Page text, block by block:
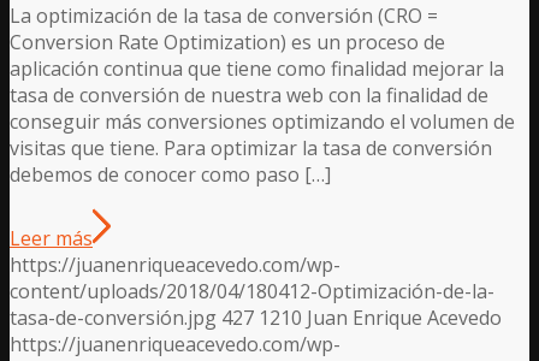
La optimización de la tasa de conversión (CRO =
Conversion Rate Optimization) es un proceso de
aplicación continua que tiene como finalidad mejorar la
tasa de conversión de nuestra web con la finalidad de
conseguir más conversiones optimizando el volumen de
visitas que tiene. Para optimizar la tasa de conversión
debemos de conocer como paso […]
Leer más
https://juanenriqueacevedo.com/wp-
content/uploads/2018/04/180412-Optimización-de-la-
tasa-de-conversión.jpg 427 1210 Juan Enrique Acevedo
https://juanenriqueacevedo.com/wp-